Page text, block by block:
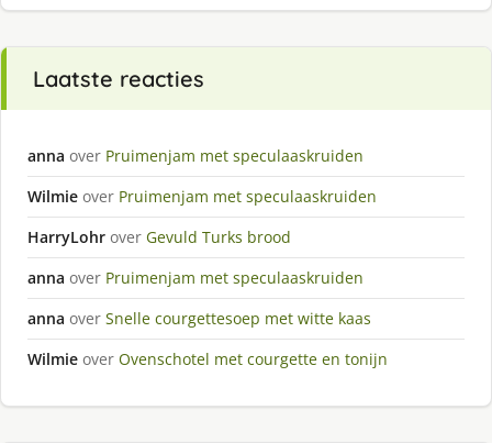
Laatste reacties
anna over Pruimenjam met speculaaskruiden
Wilmie over Pruimenjam met speculaaskruiden
HarryLohr over Gevuld Turks brood
anna over Pruimenjam met speculaaskruiden
anna over Snelle courgettesoep met witte kaas
Wilmie over Ovenschotel met courgette en tonijn